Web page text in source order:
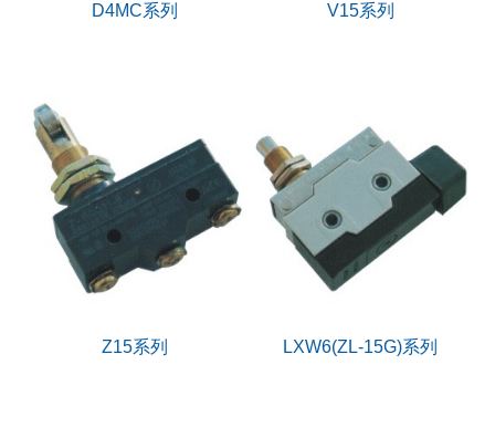
D4MC系列 V15系列
Z15系列 LXW6(ZL-15G)系列